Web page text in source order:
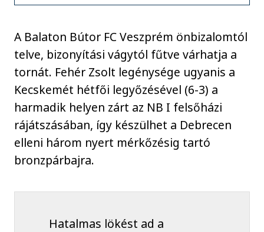
A Balaton Bútor FC Veszprém önbizalomtól
telve, bizonyítási vágytól fűtve várhatja a
tornát. Fehér Zsolt legénysége ugyanis a
Kecskemét hétfői legyőzésével (6-3) a
harmadik helyen zárt az NB I felsőházi
rájátszásában, így készülhet a Debrecen
elleni három nyert mérkőzésig tartó
bronzpárbajra.
Hatalmas lökést ad a